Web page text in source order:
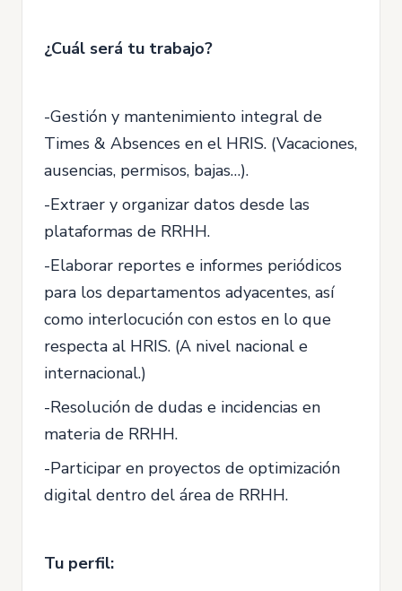
¿Cuál será tu trabajo?
-Gestión y mantenimiento integral de
Times & Absences en el HRIS. (Vacaciones,
ausencias, permisos, bajas…).
-Extraer y organizar datos desde las
plataformas de RRHH.
-Elaborar reportes e informes periódicos
para los departamentos adyacentes, así
como interlocución con estos en lo que
respecta al HRIS. (A nivel nacional e
internacional.)
-Resolución de dudas e incidencias en
materia de RRHH.
-Participar en proyectos de optimización
digital dentro del área de RRHH.
Tu perfil: